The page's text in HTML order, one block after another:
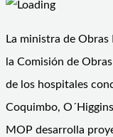
La ministra de Obras
la Comisión de
de los hospitales
Coquimbo,
MOP desarrolla